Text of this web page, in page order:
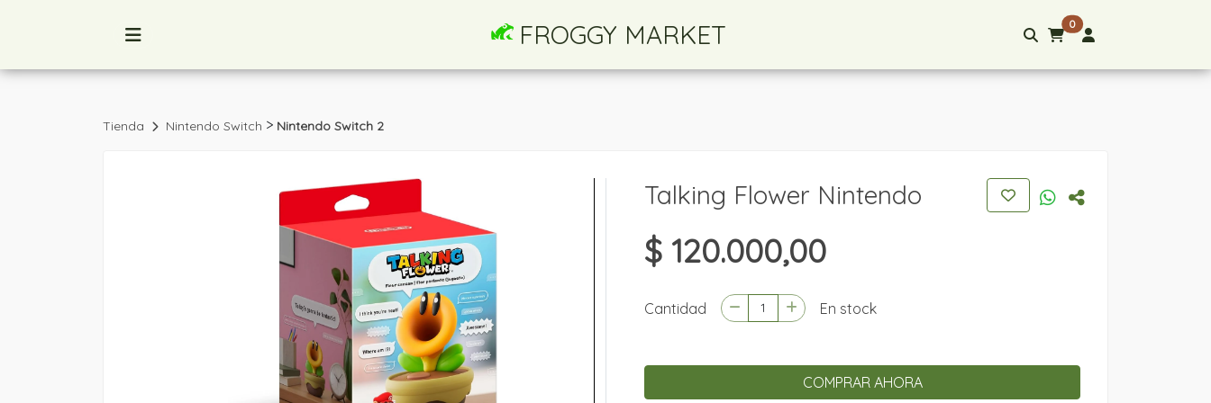
FROGGY MARKET 0
Tienda Nintendo Switch > Nintendo Switch 2
Talking Flower Nintendo
$ 120.000,00
Cantidad En stock
COMPRAR AHORA